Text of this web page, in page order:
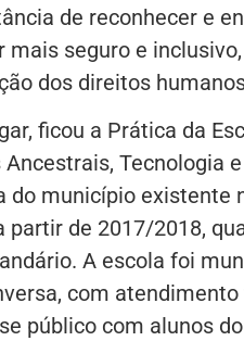
de reconhecer e
mais seguro e
dos direitos
ficou a Prática da
Ancestrais, Tecnologia
do município existente
partir de 2017/2018,
A escola foi
com
público com alunos